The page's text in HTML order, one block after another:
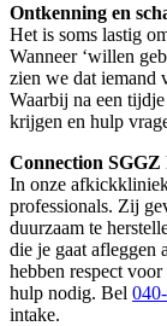
Ontkenning en
Het is soms lastig
Wanneer ‘willen
zien we dat iemand
Waarbij na een
krijgen en hulp
Connection SGGZ
In onze
professionals. Zij
duurzaam te
die je gaat afleggen
hebben respect
hulp nodig. Bel
intake.